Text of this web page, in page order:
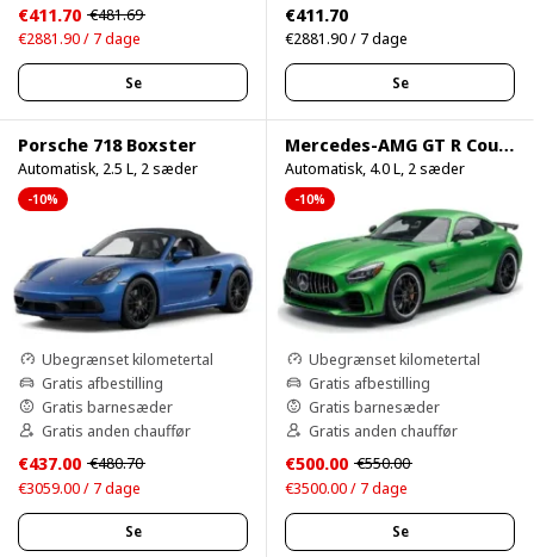
€411.70 €481.69
€2881.90 / 7 dage
Se
€411.70
€2881.90 / 7 dage
Se
Porsche 718 Boxster
Automatisk, 2.5 L, 2 sæder
-10%
Ubegrænset kilometertal
Gratis afbestilling
Gratis barnesæder
Gratis anden chauffør
€437.00 €480.70
€3059.00 / 7 dage
Se
Mercedes-AMG GT R Coupe
Automatisk, 4.0 L, 2 sæder
-10%
Ubegrænset kilometertal
Gratis afbestilling
Gratis barnesæder
Gratis anden chauffør
€500.00 €550.00
€3500.00 / 7 dage
Se